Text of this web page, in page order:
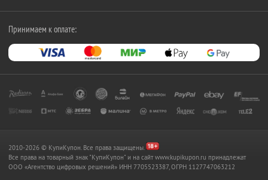
Принимаем к оплате:
2010-2026 © КупиКупон. Все права защищены.
Все права на товарный знак "КупиКупон" и на сайт www.kupikupon.ru принадлежат
OOO «Агентство цифровых решений» ИНН 7705523387, ОГРН 1127747063212